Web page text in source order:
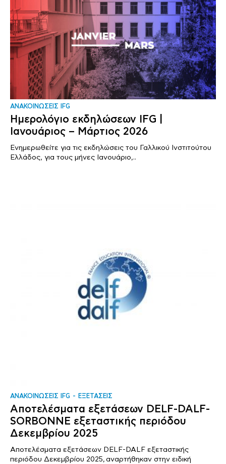
ΑΝΑΚΟΙΝΩΣΕΙΣ IFG
Ημερολόγιο εκδηλώσεων IFG |
Ιανουάριος – Μάρτιος 2026
Ενημερωθείτε για τις εκδηλώσεις του Γαλλικού Ινστιτούτου
Ελλάδος, για τους μήνες Ιανουάριο,..
ΑΝΑΚΟΙΝΩΣΕΙΣ IFG ΕΞΕΤΑΣΕΙΣ
Αποτελέσματα εξετάσεων DELF-DALF-
SORBONNE εξεταστικής περιόδου
Δεκεμβρίου 2025
Αποτελέσματα εξετάσεων DELF-DALF εξεταστικής
περιόδου Δεκεμβρίου 2025, αναρτήθηκαν στην ειδική